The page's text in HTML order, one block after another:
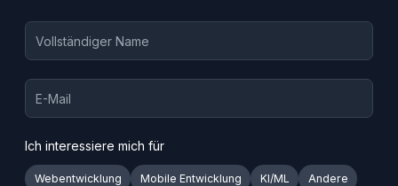
Ich interessiere mich für
Webentwicklung Mobile Entwicklung KI/ML Andere